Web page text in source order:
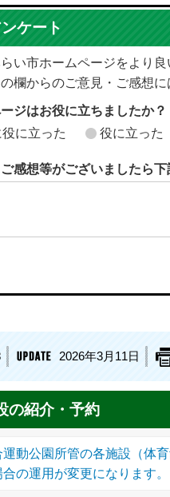
ケート
い市ホームページをより
欄からのご意見・ご感想
ジはお役に立ちましたか？
に立った
役に立った
感想等がございましたら下
2026年3月11日
の紹介・予約
運動公園所管の各施設（体
合の運用が変更になります。